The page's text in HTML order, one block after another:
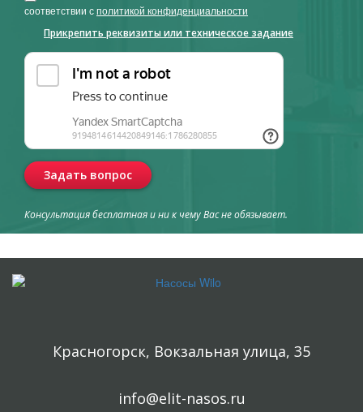
соответствии сполитикой конфиденциальности
Прикрепить реквизиты или техническое задание
Задать вопрос
Консультация бесплатная и ни к чему Вас не обязывает.
Красногорск, Вокзальная улица, 35
info@elit-nasos.ru